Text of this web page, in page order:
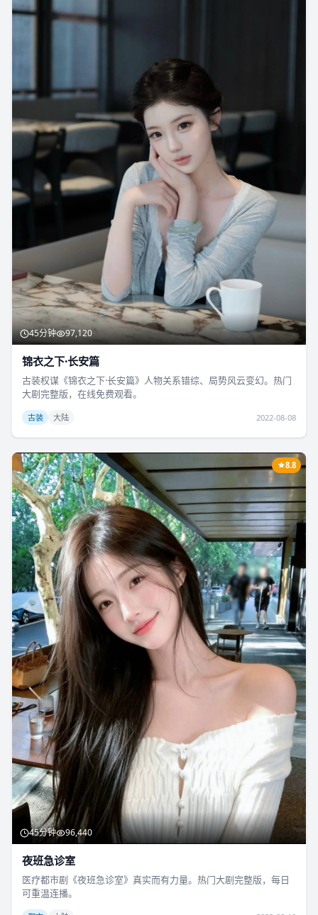
45分钟 97,120
锦衣之下·长安篇
古装权谋《锦衣之下·长安篇》人物关系错综、局势风云变幻。热门
大剧完整版，在线免费观看。
古装 大陆 2022-08-08
45分钟 96,440
8.8
夜班急诊室
医疗都市剧《夜班急诊室》真实而有力量。热门大剧完整版，每日
可重温连播。